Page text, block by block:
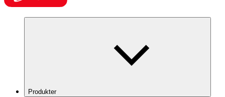
Produkter